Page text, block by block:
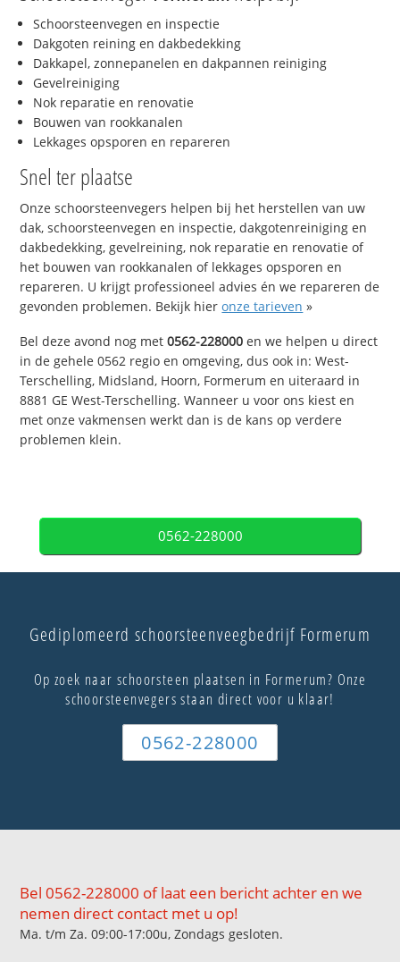
Schoorsteenvegen en inspectie
Dakgoten reining en dakbedekking
Dakkapel, zonnepanelen en dakpannen reiniging
Gevelreiniging
Nok reparatie en renovatie
Bouwen van rookkanalen
Lekkages opsporen en repareren
Snel ter plaatse
Onze schoorsteenvegers helpen bij het herstellen van uw
dak, schoorsteenvegen en inspectie, dakgotenreiniging en
dakbedekking, gevelreining, nok reparatie en renovatie of
het bouwen van rookkanalen of lekkages opsporen en
repareren. U krijgt professioneel advies én we repareren de
gevonden problemen. Bekijk hieronze tarieven »
Bel deze avond nog met0562-228000 en we helpen u direct
in de gehele 0562 regio en omgeving, dus ook in: West-
Terschelling, Midsland, Hoorn, Formerum en uiteraard in
8881 GE West-Terschelling. Wanneer u voor ons kiest en
met onze vakmensen werkt dan is de kans op verdere
problemen klein.
0562-228000
Gediplomeerd schoorsteenveegbedrijf Formerum
Op zoek naar schoorsteen plaatsen in Formerum? Onze
schoorsteenvegers staan direct voor u klaar!
0562-228000
Bel 0562-228000 of laat een bericht achter en we
nemen direct contact met u op!
Ma. t/m Za. 09:00-17:00u, Zondags gesloten.